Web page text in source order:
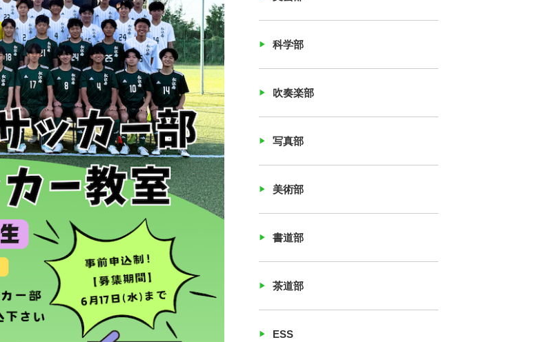
科学部
吹奏楽部
写真部
美術部
書道部
茶道部
ESS